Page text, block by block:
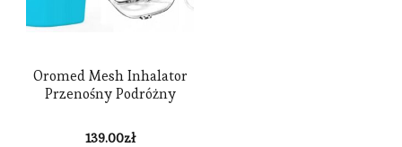
Oromed Mesh Inhalator
Przenośny Podróżny
139.00zł